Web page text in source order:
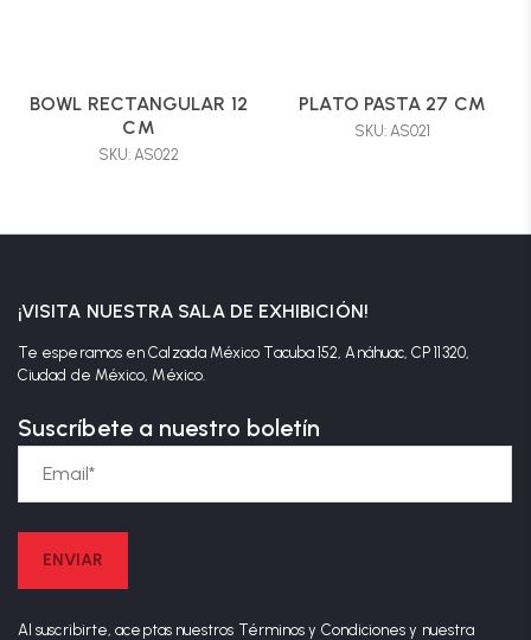
BOWL RECTANGULAR 12
CM
SKU: AS022
PLATO PASTA 27 CM
SKU: AS021
¡VISITA NUESTRA SALA DE EXHIBICIÓN!
Te esperamos en Calzada México Tacuba 152, Anáhuac, CP 11320,
Ciudad de México, México.
Suscríbete a nuestro boletín
Al suscribirte, aceptas nuestros Términos y Condiciones y nuestra